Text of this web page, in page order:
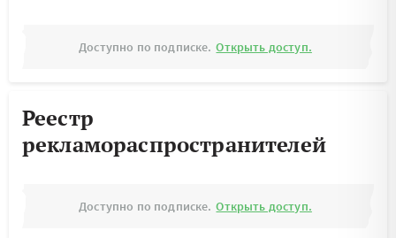
Доступно по подписке. Открыть доступ.
Реестр
рекламораспространителей
Доступно по подписке. Открыть доступ.